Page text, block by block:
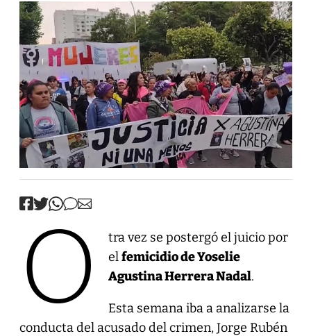
O
tra vez se postergó el juicio por
elfemicidio de Yoselie
Agustina Herrera Nadal.
Esta semana iba a analizarse la
conducta del acusado del crimen, Jorge Rubén